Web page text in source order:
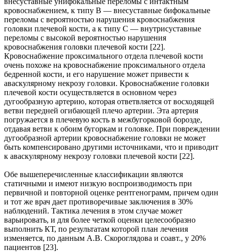
кровоснабжением, к типу B — внесуставные бифокальные
переломы с вероятностью нарушения кровоснабжения
головки плечевой кости, а к типу C — внутрисуставные
переломы с высокой вероятностью нарушения
кровоснабжения головки плечевой кости [22].
Кровоснабжение проксимального отдела плечевой кости
очень похоже на кровоснабжение проксимального отдела
бедренной кости, и его нарушение может привести к
аваскулярному некрозу головки. Кровоснабжение головки
плечевой кости осуществляется в основном через
дугообразную артерию, которая ответвляется от восходящей
ветви передней огибающей плечо артерии. Эта артерия
погружается в плечевую кость в межбугорковой борозде,
отдавая ветви к обоим бугоркам и головке. При повреждении
дугообразной артерии кровоснабжение головки не может
быть компенсировано другими источниками, что и приводит
к аваскулярному некрозу головки плечевой кости [22].
Обе вышеперечисленные классификации являются
статичными и имеют низкую воспроизводимость при
первичной и повторной оценке рентгенограмм, причем один
и тот же врач дает противоречивые заключения в 30%
наблюдений. Тактика лечения в этом случае может
варьировать, и для более четкой оценки целесообразно
выполнить КТ, по результатам которой план лечения
изменяется, по данным А.В. Скороглядова и соавт., у 20%
пациентов [23].